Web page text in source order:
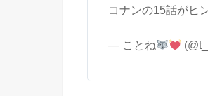
コナンの15話がヒ
— ことね